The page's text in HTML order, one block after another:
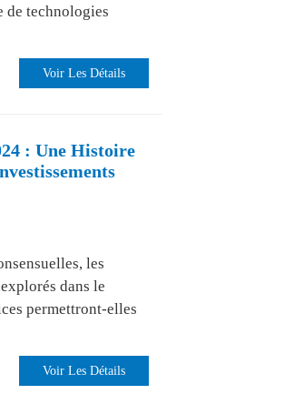
de technologies
Voir Les Détails
: Une Histoire
les
dans le
permettront-elles
Voir Les Détails